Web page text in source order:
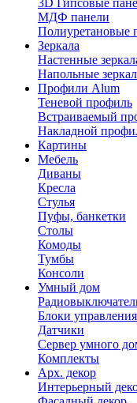
3D Гипсовые
МДФ панели
Полиуретановые
Зеркала
Настенные
Напольные
Профили Alum
Теневой профиль
Встраиваемый
Накладной
Картины
Мебель
Диваны
Кресла
Стулья
Пуфы, банкетки
Столы
Комоды
Тумбы
Консоли
Умный дом
Блоки управления
Датчики
Сервер умного
Комплекты
Арх. декор
Интерьерный